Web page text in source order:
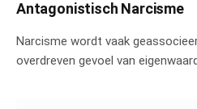
Antagonistisch Narcisme
Narcisme wordt vaak
overdreven gevoel van